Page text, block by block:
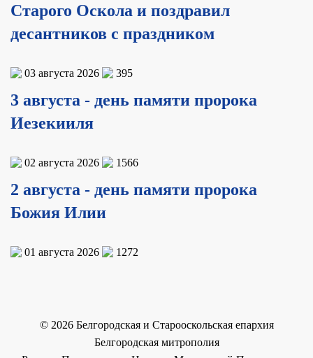
Старого Оскола и поздравил
десантников с праздником
03 августа 2026 395
3 августа - день памяти пророка
Иезекииля
02 августа 2026 1566
2 августа - день памяти пророка
Божия Илии
01 августа 2026 1272
© 2026Белгородская и Старооскольская епархия
Белгородская митрополия